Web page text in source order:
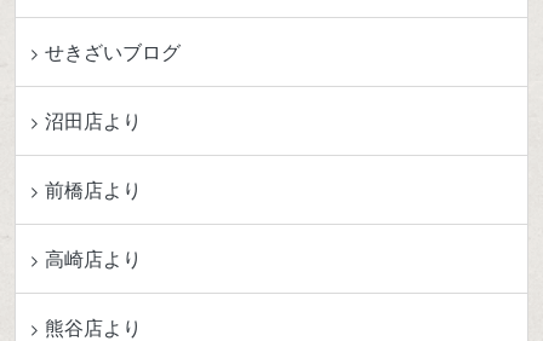
せきざいブログ
沼田店より
前橋店より
高崎店より
熊谷店より